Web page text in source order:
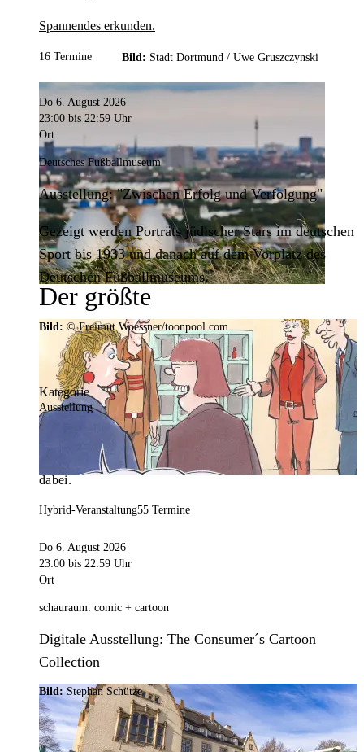
Spannendes erkunden.
Bild: Stadt Dortmund / Uwe Gruszczynski
Der größte
Veranstaltungskalender der
Region
Mit weit über 4.000 Terminen ist der
Veranstaltungskalender der Stadt Dortmund der
umfangreichste der Region. Hier ist für alle was
dabei.
16 Termine
Do 6. August 2026
23:00 bis 22:59 Uhr
Ort
Deutsches Fußballmuseum
Ausstellung: "Zwischen Erfolg und Verfolgung"
Gezeigt werden Porträts jüdischer Stars im deutschen
Sport bis 1933 und danach auf dem Vorplatz des
Deutschen Fußballmuseums.
Bild: © Freimut Woessner/toonpool.com
Kategorie
Ausstellung
Hybrid-Veranstaltung55 Termine
Do 6. August 2026
23:00 bis 22:59 Uhr
Ort
schauraum: comic + cartoon
Digitale Ausstellung: The Consumer´s Cartoon
Collection
Bild: Stephan Schütze